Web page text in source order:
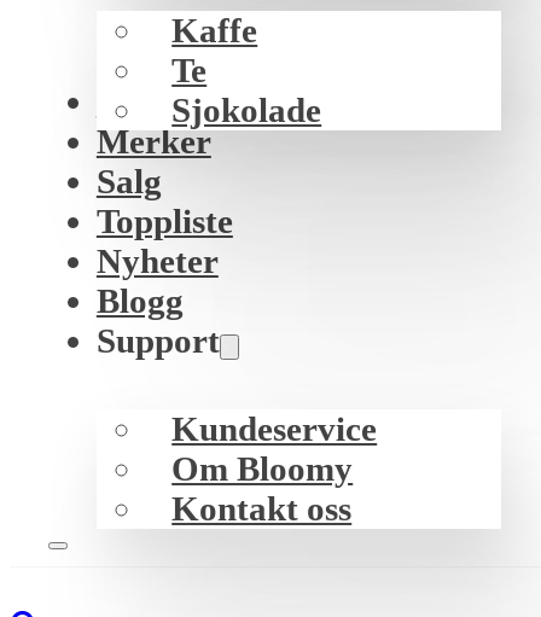
Kaffe
Te
Sjokolade
K-beauty
Merker
Salg
Toppliste
Nyheter
Blogg
Support
Kundeservice
Om Bloomy
Kontakt oss